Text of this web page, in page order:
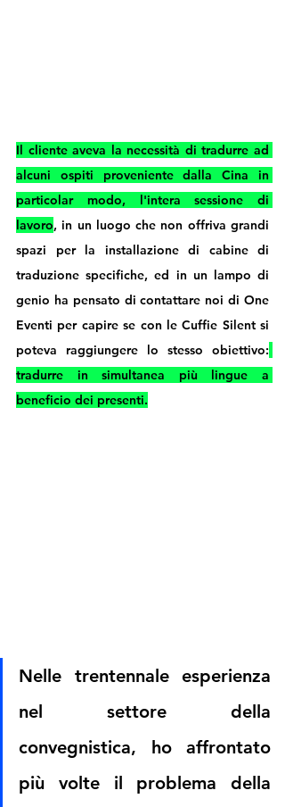
Il cliente aveva la necessità di tradurre ad
alcuni ospiti proveniente dalla Cina in
particolar modo, l'intera sessione di
lavoro, in un luogo che non offriva grandi
spazi per la installazione di cabine di
traduzione specifiche, ed in un lampo di
genio ha pensato di contattare noi di One
Eventi per capire se con le Cuffie Silent si
poteva raggiungere lo stesso obiettivo:
tradurre in simultanea più lingue a
beneficio dei presenti.
Nelle trentennale esperienza
nel settore della
convegnistica, ho affrontato
più volte il problema della